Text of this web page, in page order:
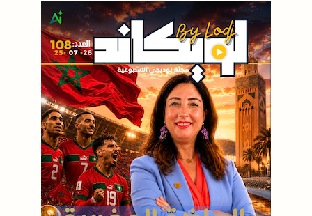
WEB TV LODJ24 : Youtube, kick et twitch
Plein écran